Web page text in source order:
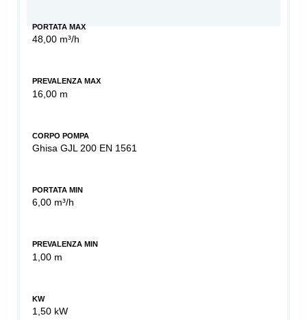
PORTATA MAX
48,00 m³/h
PREVALENZA MAX
16,00 m
CORPO POMPA
Ghisa GJL 200 EN 1561
PORTATA MIN
6,00 m³/h
PREVALENZA MIN
1,00 m
KW
1,50 kW